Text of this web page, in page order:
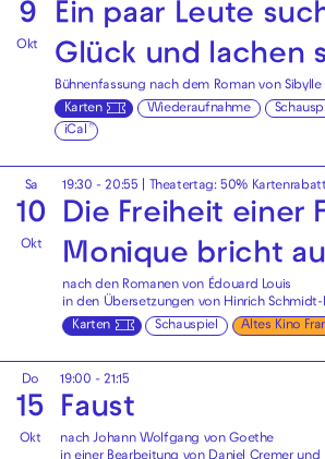
9
Okt
Ein paar Leute
Glück und lachen
Bühnenfassung nach dem Roman von Sibylle
Karten
Wiederaufnahme
iCal
Sa
10
Okt
19:30 - 20:55 Theatertag: 50%
Die Freiheit einer
Monique bricht
nach den Romanen von Édouard Louis
in den Übersetzungen von Hinrich Schmidt-
Karten
Schauspiel Altes Kino
Do
15
Okt
19:00 - 21:15
Faust
nach Johann Wolfgang von Goethe